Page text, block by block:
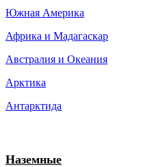
Южная Америка
Африка и Мадагаскар
Австралия и Океания
Арктика
Антарктида
Наземные